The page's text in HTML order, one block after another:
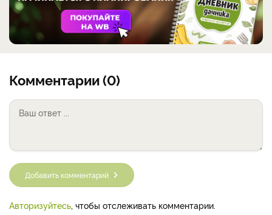
Комментарии (0)
Добавить комментарий
Авторизуйтесь , чтобы отслеживать комментарии.